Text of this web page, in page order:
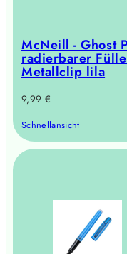
McNeill - Ghost
radierbarer
Metallclip lila
Regulärer
9,99 €
Schnellansicht